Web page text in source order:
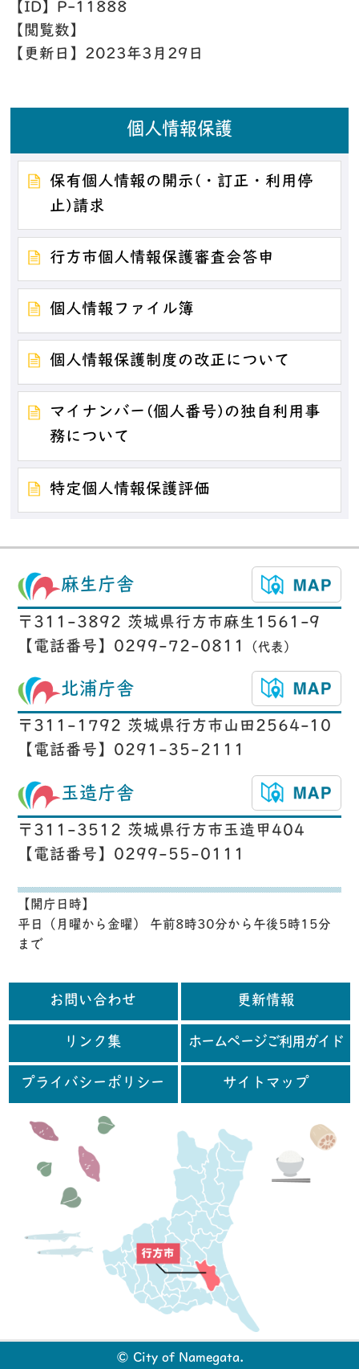
【ID】 P-11888
【閲覧数】
【更新日】 2023年3月29日
個人情報保護
保有個人情報の開示(・訂正・利用停
止)請求
行方市個人情報保護審査会答申
個人情報ファイル簿
個人情報保護制度の改正について
マイナンバー(個人番号)の独自利用事
務について
特定個人情報保護評価
麻生庁舎
〒311-3892 茨城県行方市麻生1561-9
【電話番号】0299-72-0811
（代表）
北浦庁舎
〒311-1792 茨城県行方市山田2564-10
【電話番号】0291-35-2111
玉造庁舎
〒311-3512 茨城県行方市玉造甲404
【電話番号】0299-55-0111
【開庁日時】
平日（月曜から金曜） 午前8時30分から午後5時15分
まで
お問い合わせ 更新情報
リンク集 ホームページご利用ガイド
プライバシーポリシー サイトマップ
© City of Namegata.